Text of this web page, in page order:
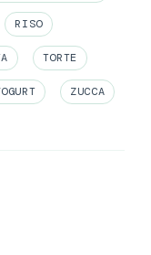
RISO
TORTE
ZUCCA